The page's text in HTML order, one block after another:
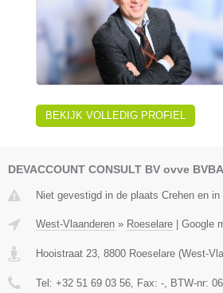
BEKIJK VOLLEDIG PROFIEL
DEVACCOUNT CONSULT BV ovve BVBA
Niet gevestigd in de plaats Crehen en in
West-Vlaanderen » Roeselare | Google
Hooistraat 23 8800 Roeselare (West-
Tel: +32 51 69 03 56 , Fax: - , BTW-nr: